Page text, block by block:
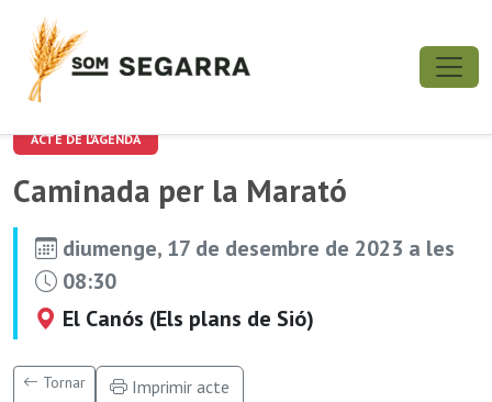
ACTE DE L'AGENDA
Caminada per la Marató
diumenge, 17 de desembre de 2023 a les
08:30
El Canós (Els plans de Sió)
Tornar Imprimir acte